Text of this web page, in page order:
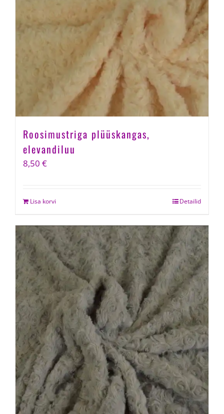
Roosimustriga plüüskangas,
elevandiluu
8,50 €
Lisa korvi Detailid